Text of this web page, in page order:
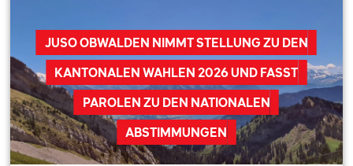
JUSO OBWALDEN NIMMT STELLUNG ZU DEN
KANTONALEN WAHLEN 2026 UND FASST
PAROLEN ZU DEN NATIONALEN
ABSTIMMUNGEN